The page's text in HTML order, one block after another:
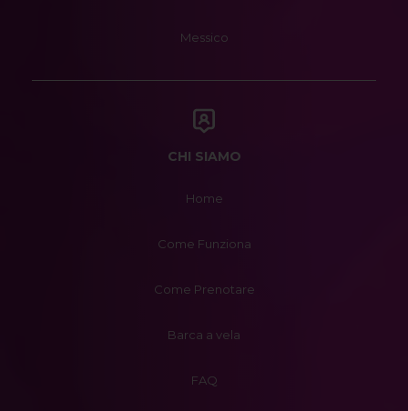
Messico
CHI SIAMO
Home
Come Funziona
Come Prenotare
Barca a vela
FAQ